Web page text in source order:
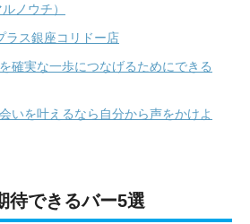
ノウチ）
ラス銀座コリドー店
確実な一歩につなげるためにできる
いを叶えるなら自分から声をかけよ
待できるバー5選